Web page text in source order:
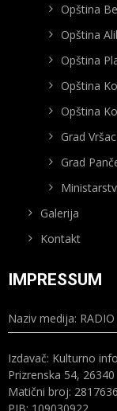
Opština
Opština
Opština
Opština
Opština
Grad Vršac
Grad
Galerija
Kontakt
IMPRESSUM
Naziv medija: RADIO
Izdavač: Kulturno
Prizrenska 54,
Matični broj:
PIB: 109030922